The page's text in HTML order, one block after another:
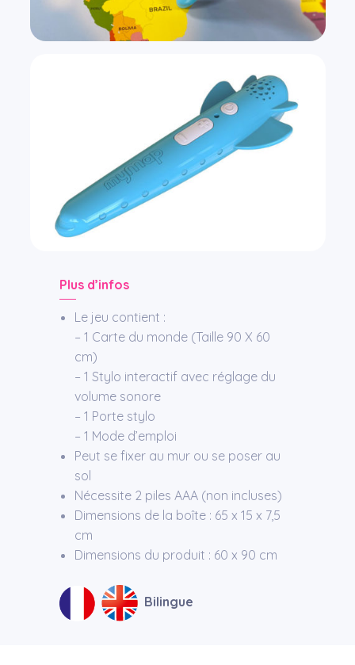
Plus d’infos
Le jeu contient :
– 1 Carte du monde (Taille 90 X 60
cm)
– 1 Stylo interactif avec réglage du
volume sonore
– 1 Porte stylo
– 1 Mode d’emploi
Peut se fixer au mur ou se poser au
sol
Nécessite 2 piles AAA (non incluses)
Dimensions de la boîte : 65 x 15 x 7,5
cm
Dimensions du produit : 60 x 90 cm
Bilingue